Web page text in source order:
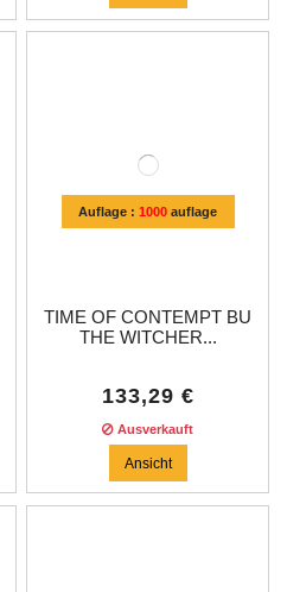
Auflage :1000 auflage
TIME OF CONTEMPT BU
THE WITCHER...
133,29 €
Ausverkauft
Ansicht